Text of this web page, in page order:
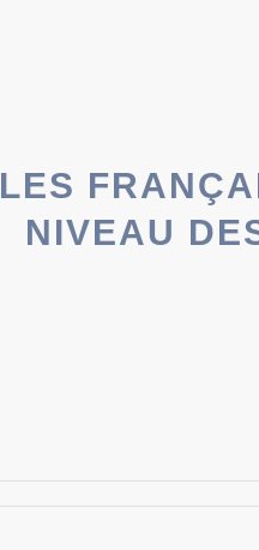
LES
NIVEAU